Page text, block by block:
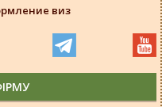
виз